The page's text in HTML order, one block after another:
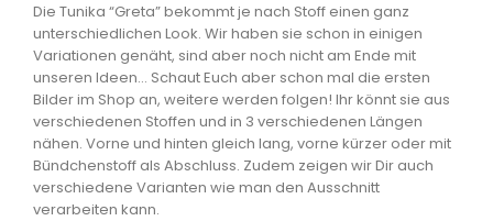
Die Tunika “Greta” bekommt je nach Stoff einen ganz
unterschiedlichen Look. Wir haben sie schon in einigen
Variationen genäht, sind aber noch nicht am Ende mit
unseren Ideen… Schaut Euch aber schon mal die ersten
Bilder im Shop an, weitere werden folgen! Ihr könnt sie aus
verschiedenen Stoffen und in 3 verschiedenen Längen
nähen. Vorne und hinten gleich lang, vorne kürzer oder mit
Bündchenstoff als Abschluss. Zudem zeigen wir Dir auch
verschiedene Varianten wie man den Ausschnitt
verarbeiten kann.